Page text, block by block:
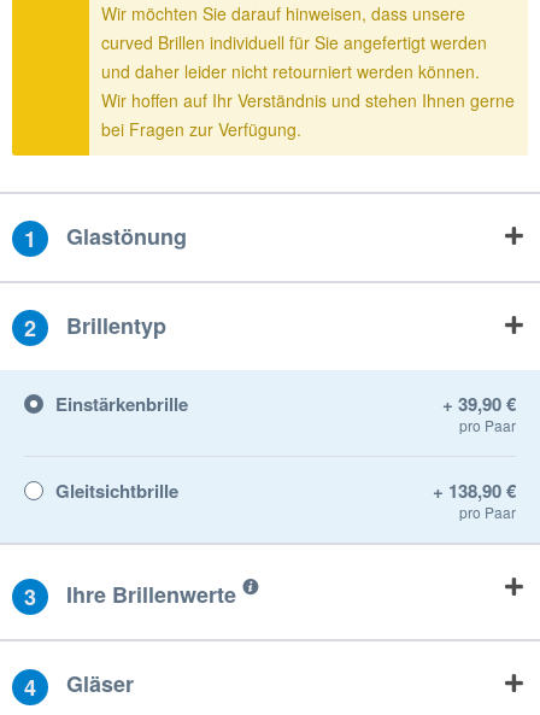
Wir möchten Sie darauf hinweisen, dass unsere
curved Brillen individuell für Sie angefertigt werden
und daher leider nicht retourniert werden können.
Wir hoffen auf Ihr Verständnis und stehen Ihnen gerne
bei Fragen zur Verfügung.
1 Glastönung
2 Brillentyp
+ 39,90 €
pro Paar
Einstärkenbrille
+ 138,90 €
pro Paar
Gleitsichtbrille
3 Ihre Brillenwerte
4 Gläser